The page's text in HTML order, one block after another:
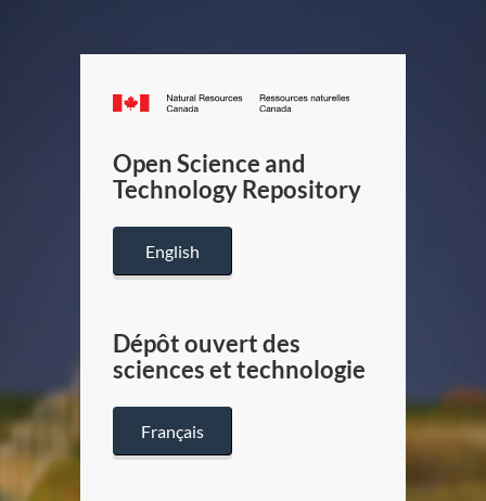
Canada.ca
/
Canada
Open Science and
Technology Repository
English
Dépôt ouvert des
sciences et technologie
Français